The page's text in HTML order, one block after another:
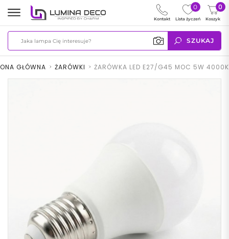
SZUKAJ
0
Koszyk
0
Lista życzeń
Kontakt
GŁÓWNA > ŻARÓWKI > ŻARÓWKA LED E27/G45 MOC 5W 4000K